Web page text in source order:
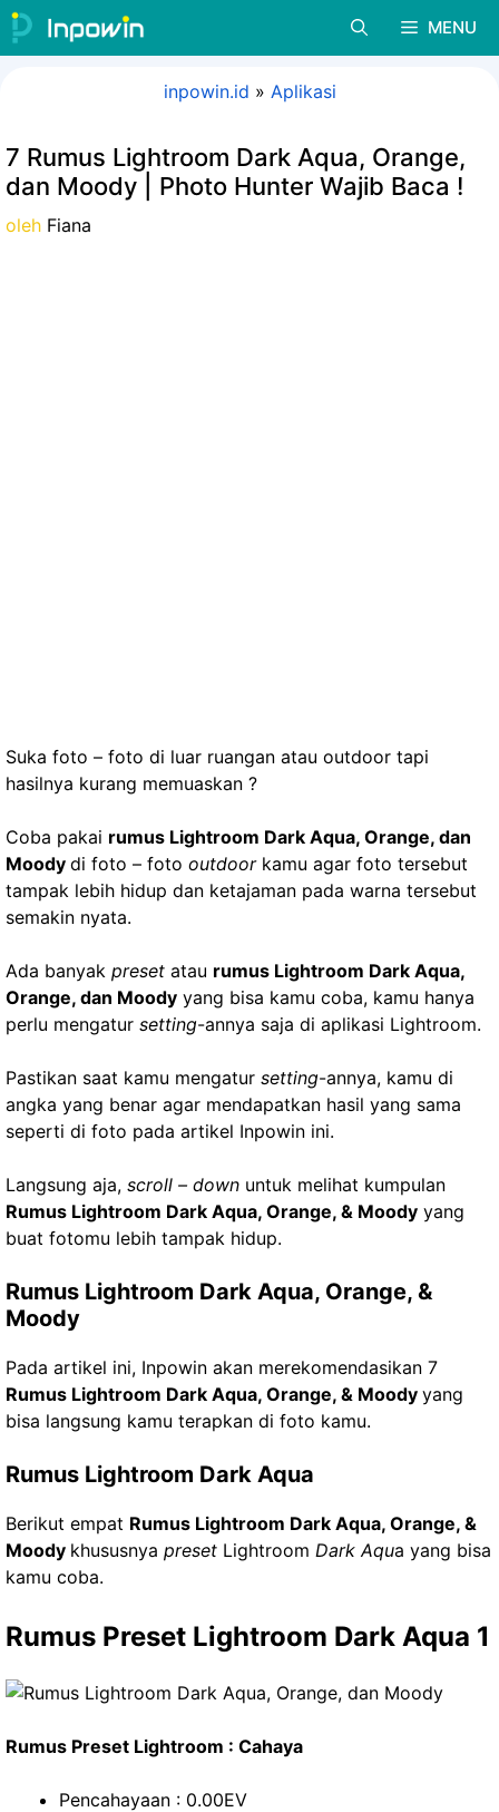
Langsung
ke
MENU
inpowin.id » Aplikasi
7 Rumus Lightroom Dark Aqua, Orange,
dan Moody | Photo Hunter Wajib Baca !
oleh Fiana
Suka foto – foto di luar ruangan atau outdoor tapi
hasilnya kurang memuaskan ?
Coba pakai rumus Lightroom Dark Aqua, Orange, dan
Moody di foto – foto outdoorkamu agar foto tersebut
tampak lebih hidup dan ketajaman pada warna tersebut
semakin nyata.
Ada banyak preset atau rumus Lightroom Dark Aqua,
Orange, dan Moody yang bisa kamu coba, kamu hanya
perlu mengatur setting-annya saja di aplikasi Lightroom.
Pastikan saat kamu mengatur setting-annya, kamu di
angka yang benar agar mendapatkan hasil yang sama
seperti di foto pada artikel Inpowin ini.
Langsung aja, scroll – down untuk melihat kumpulan
Rumus Lightroom Dark Aqua, Orange, & Moody yang
buat fotomu lebih tampak hidup.
Rumus Lightroom Dark Aqua, Orange, &
Moody
Pada artikel ini, Inpowin akan merekomendasikan 7
Rumus Lightroom Dark Aqua, Orange, & Moody yang
bisa langsung kamu terapkan di foto kamu.
Rumus Lightroom Dark Aqua
Berikut empat Rumus Lightroom Dark Aqua, Orange, &
Moody khususnya preset Lightroom Dark Aqua yang bisa
kamu coba.
Rumus Preset Lightroom Dark Aqua 1
Rumus Preset Lightroom : Cahaya
Pencahayaan : 0.00EV